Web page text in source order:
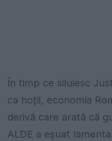
În timp ce siluiesc
ca hoții, economia
derivă care arată că
ALDE a eșuat